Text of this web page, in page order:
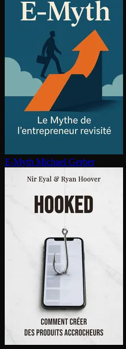
E-Myth Michael Gerber